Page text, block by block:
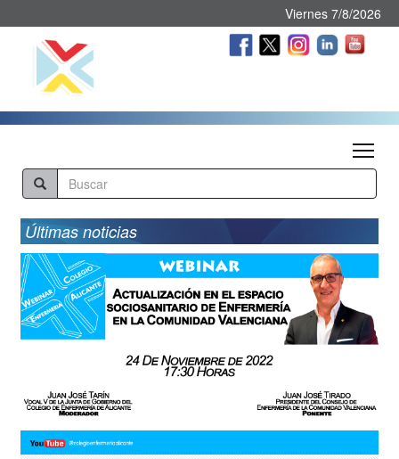
Viernes 7/8/2026
Últimas noticias